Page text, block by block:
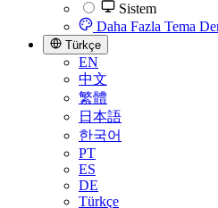
Sistem
Daha Fazla Tema
Türkçe
EN
中文
繁體
日本語
한국어
PT
ES
DE
Türkçe